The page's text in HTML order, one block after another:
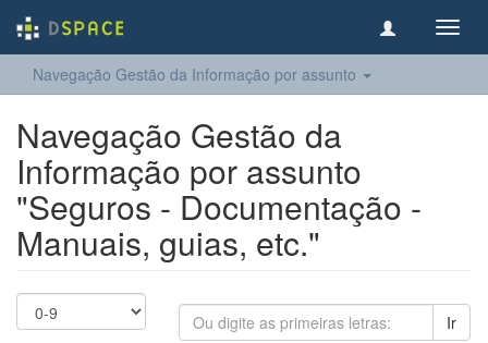
Navegação Gestão da Informação por assunto
Navegação Gestão da
Informação por assunto
"Seguros - Documentação -
Manuais, guias, etc."
Ir